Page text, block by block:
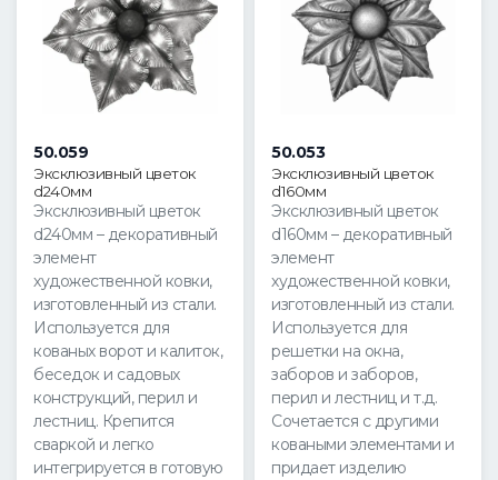
50.059
Эксклюзивный цветок
d240мм
Эксклюзивный цветок
d240мм – декоративный
элемент
художественной ковки,
изготовленный из стали.
Используется для
кованых ворот и калиток,
беседок и садовых
конструкций, перил и
лестниц. Крепится
сваркой и легко
интегрируется в готовую
50.053
Эксклюзивный цветок
d160мм
Эксклюзивный цветок
d160мм – декоративный
элемент
художественной ковки,
изготовленный из стали.
Используется для
решетки на окна,
заборов и заборов,
перил и лестниц и т.д.
Сочетается с другими
коваными элементами и
придает изделию